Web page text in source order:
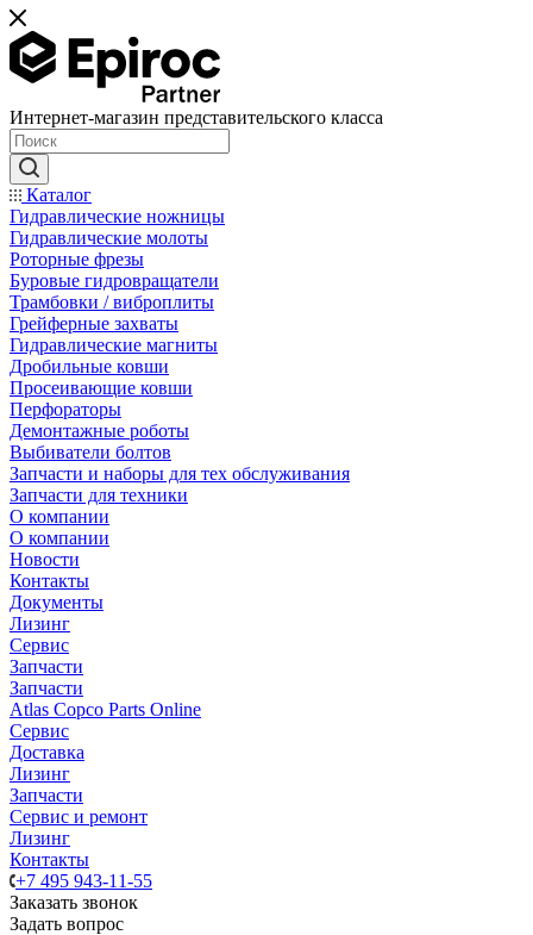
Интернет-магазин представительского класса
Каталог
Гидравлические ножницы
Гидравлические молоты
Роторные фрезы
Буровые гидровращатели
Трамбовки / виброплиты
Грейферные захваты
Гидравлические магниты
Дробильные ковши
Просеивающие ковши
Перфораторы
Демонтажные роботы
Выбиватели болтов
Запчасти и наборы для тех обслуживания
Запчасти для техники
О компании
О компании
Новости
Контакты
Документы
Лизинг
Сервис
Запчасти
Запчасти
Atlas Copco Parts Online
Сервис
Доставка
Лизинг
Запчасти
Сервис и ремонт
Лизинг
Контакты
+7 495 943-11-55
Заказать звонок
Задать вопрос